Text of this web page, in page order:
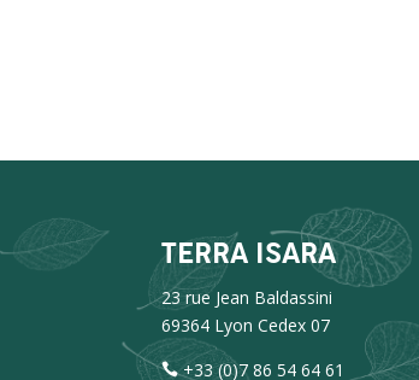
TERRA ISARA
23 rue Jean Baldassini
69364 Lyon Cedex 07
+33 (0)7 86 54 64 61